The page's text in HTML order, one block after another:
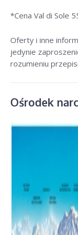
*Cena Val di Sole
Oferty i inne
jedynie
rozumieniu
Ośrodek